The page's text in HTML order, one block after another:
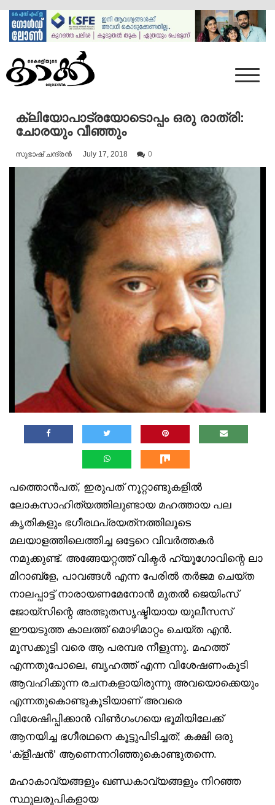
content
ക്ലിയോപാട്രയോടൊപ്പം ഒരു രാത്രി:
ചോരയും വീഞ്ഞും
സുഭാഷ് ചന്ദ്രൻ July 17, 2018 0
പത്തൊൻപത്, ഇരുപത് നൂറ്റാണ്ടുകളിൽ
ലോകസാഹിത്യത്തിലുണ്ടായ മഹത്തായ പല
കൃതികളും ഭഗീരഥപ്രയത്‌നത്തിലൂടെ
മലയാളത്തിലെത്തിച്ച ഒട്ടേറെ വിവർത്തകർ
നമുക്കുണ്ട്. അങ്ങേയറ്റത്ത് വിക്ടർ ഹ്യൂഗോവിന്റെ ലാ
മിറാബ്‌ളേ, പാവങ്ങൾ എന്ന പേരിൽ തർജമ ചെയ്ത
നാലപ്പാട്ട് നാരായണമേനോൻ മുതൽ ജെയിംസ്
ജോയ്‌സിന്റെ അത്ഭുതസൃഷ്ടിയായ യുലീസസ്
ഈയടുത്ത കാലത്ത് മൊഴിമാറ്റം ചെയ്ത എൻ.
മൂസക്കുട്ടി വരെ ആ പരമ്പര നീളുന്നു. മഹത്ത്
എന്നതുപോലെ, ബൃഹത്ത് എന്ന വിശേഷണംകൂടി
ആവഹിക്കുന്ന രചനകളായിരുന്നു അവയൊക്കെയും
എന്നതുകൊണ്ടുകൂടിയാണ് അവരെ
വിശേഷിപ്പിക്കാൻ വിൺഗംഗയെ ഭൂമിയിലേക്ക്
ആനയിച്ച ഭഗീരഥനെ കൂട്ടുപിടിച്ചത്; കക്ഷി ഒരു
‘ക്‌ളീഷൻ’ ആണെന്നറിഞ്ഞുകൊണ്ടുതന്നെ.
മഹാകാവ്യങ്ങളും ഖണ്ഡകാവ്യങ്ങളും നിറഞ്ഞ
സ്ഥൂലരൂപികളായ